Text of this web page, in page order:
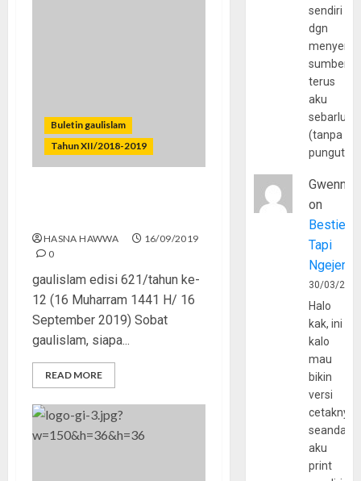
Buletin gaulislam
Tahun XII/2018-2019
HASNA HAWWA
16/09/2019
0
gaulislam edisi 621/tahun ke-
12 (16 Muharram 1441 H/ 16
September 2019) Sobat
gaulislam, siapa...
READ MORE
sendiri
dgn
sumber
terus
aku
(tanpa
Gwenny
on
Bestie
Tapi
30/03/
Halo
kak, ini
kalo
mau
bikin
versi
cetaknya
aku
print